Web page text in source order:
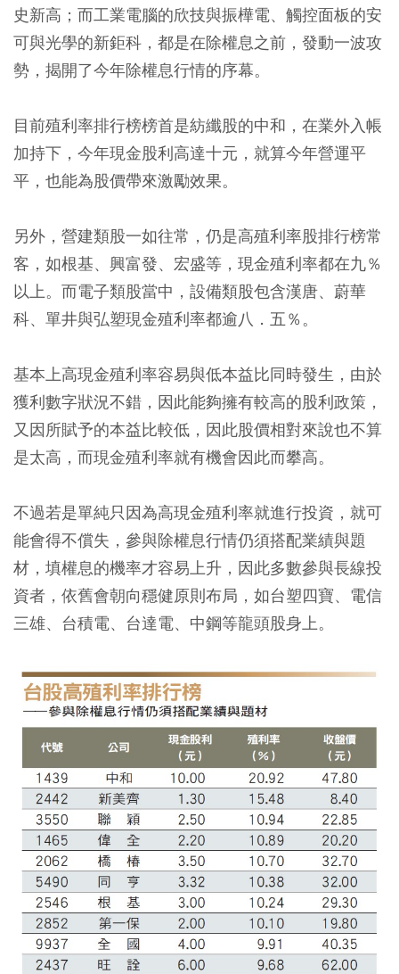
史新高；而工業電腦的欣技與振樺電、觸控面板的安
可與光學的新鉅科，都是在除權息之前，發動一波攻
勢，揭開了今年除權息行情的序幕。
目前殖利率排行榜榜首是紡纖股的中和，在業外入帳
加持下，今年現金股利高達十元，就算今年營運平
平，也能為股價帶來激勵效果。
另外，營建類股一如往常，仍是高殖利率股排行榜常
客，如根基、興富發、宏盛等，現金殖利率都在九％
以上。而電子類股當中，設備類股包含漢唐、蔚華
科、單井與弘塑現金殖利率都逾八．五％。
基本上高現金殖利率容易與低本益比同時發生，由於
獲利數字狀況不錯，因此能夠擁有較高的股利政策，
又因所賦予的本益比較低，因此股價相對來說也不算
是太高，而現金殖利率就有機會因此而攀高。
不過若是單純只因為高現金殖利率就進行投資，就可
能會得不償失，參與除權息行情仍須搭配業績與題
材，填權息的機率才容易上升，因此多數參與長線投
資者，依舊會朝向穩健原則布局，如台塑四寶、電信
三雄、台積電、台達電、中鋼等龍頭股身上。